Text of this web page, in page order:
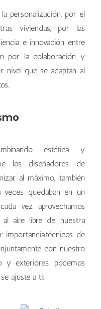
personalización, por el
viviendas, por las
e innovación entre
por la colaboración y
nivel que se adaptan al
estética y
los diseñadores de
al máximo, también
quedaban en un
vez aprovechamos
al aire libre de nuestra
de
con nuestro
y exteriores, podemos
ajuste a ti: